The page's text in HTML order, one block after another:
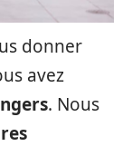
donner
avez
. Nous